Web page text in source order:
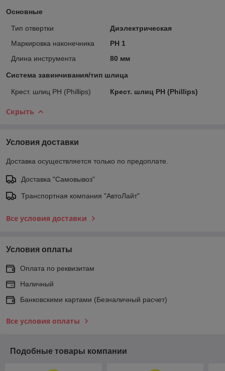
Основные
Тип отвертки
Диэлектрическая
Маркировка наконечника
PH 1
Длина инструмента
80 мм
Система завинчивания/тип шлица
Крест. шлиц PH (Phillips) Крест. шлиц PH (Phillips)
Скрыть
Условия доставки
Доставка осуществляется только по предоплате.
Доставка "Самовывоз"
Транспортная компания "АвтоЛайт"
Все условия доставки
Условия оплаты
Оплата по реквизитам
Наличный
Банковскими картами (Безналичный расчет)
Все условия оплаты
Подобные товары компании